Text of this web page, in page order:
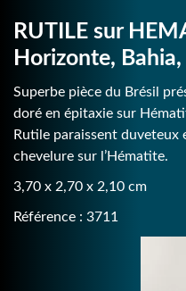
RUTILE sur
Horizonte, Bahia,
Superbe pièce du Brésil
doré en épitaxie sur
Rutile paraissent
chevelure sur l’Hématite.
3,70 x 2,70 x 2,10 cm
Référence : 3711